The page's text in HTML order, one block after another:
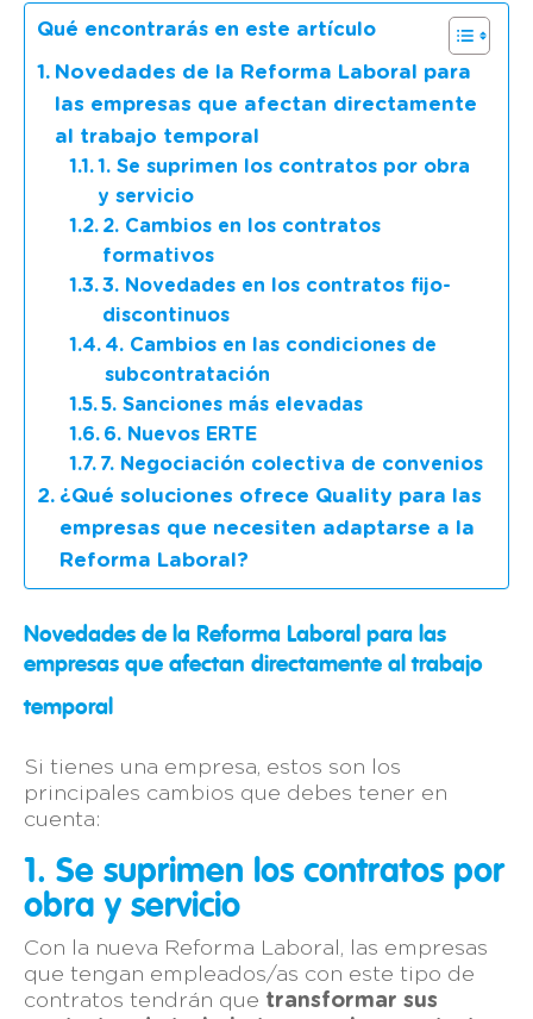
Qué encontrarás en este artículo
Novedades de la Reforma Laboral para
las empresas que afectan directamente
al trabajo temporal
1. Se suprimen los contratos por obra
y servicio
2. Cambios en los contratos
formativos
3. Novedades en los contratos fijo-
discontinuos
4. Cambios en las condiciones de
subcontratación
5. Sanciones más elevadas
6. Nuevos ERTE
7. Negociación colectiva de convenios
¿Qué soluciones ofrece Quality para las
empresas que necesiten adaptarse a la
Reforma Laboral?
Novedades de la Reforma Laboral para las
empresas que afectan directamente al trabajo
temporal
Si tienes una empresa, estos son los
principales cambios que debes tener en
cuenta:
1. Se suprimen los contratos por
obra y servicio
Con la nueva Reforma Laboral, las empresas
que tengan empleados/as con este tipo de
contratos tendrán que transformar sus